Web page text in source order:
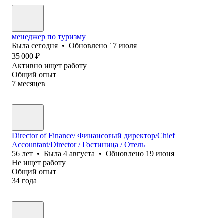
менеджер по туризму
Была сегодня • Обновлено 17 июля
35 000 ₽
Активно ищет работу
Общий опыт
7 месяцев
Director of Finance/ Финансовый директор/Chief
Accountant/Director / Гостиница / Отель
56 лет • Была 4 августа • Обновлено 19 июня
Не ищет работу
Общий опыт
34 года